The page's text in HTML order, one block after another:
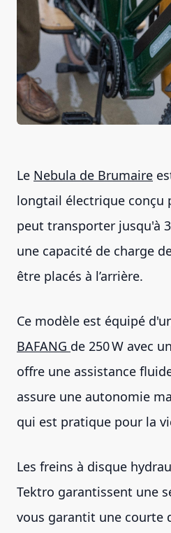
Le Nebula de Brumaire
longtail électrique conçu
peut transporter jusqu'à
une capacité de charge
être placés à l’arrière.
Ce modèle est équipé
BAFANG de 250 W avec
offre une assistance
assure une autonomie
qui est pratique pour la
Les freins à disque
Tektro garantissent une
vous garantit une courte